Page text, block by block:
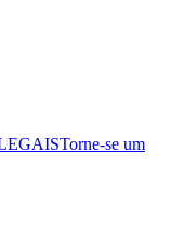
Torne-se um